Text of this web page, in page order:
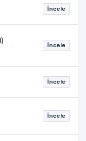
İncele
) İncele
İncele
İncele